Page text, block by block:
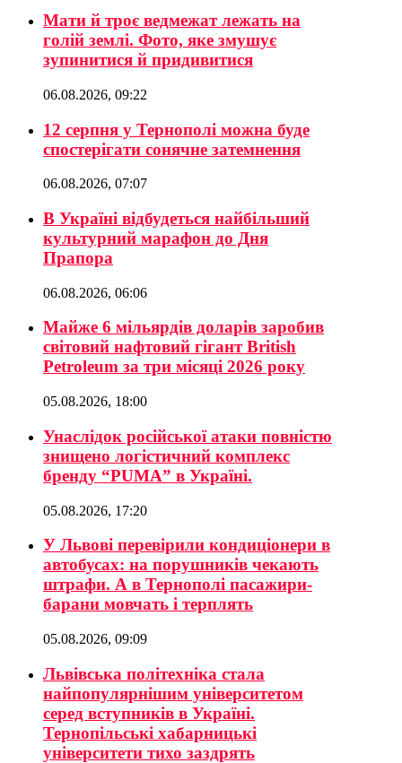
Мати й троє ведмежат лежать на
голій землі. Фото, яке змушує
зупинитися й придивитися
06.08.2026, 09:22
12 серпня у Тернополі можна буде
спостерігати сонячне затемнення
06.08.2026, 07:07
В Україні відбудеться найбільший
культурний марафон до Дня
Прапора
06.08.2026, 06:06
Майже 6 мільярдів доларів заробив
світовий нафтовий гігант British
Petroleum за три місяці 2026 року
05.08.2026, 18:00
Унаслідок російської атаки повністю
знищено логістичний комплекс
бренду “PUMA” в Україні.
05.08.2026, 17:20
У Львові перевірили кондиціонери в
автобусах: на порушників чекають
штрафи. А в Тернополі пасажири-
барани мовчать і терплять
05.08.2026, 09:09
Львівська політехніка стала
найпопулярнішим університетом
серед вступників в Україні.
Тернопільські хабарницькі
університети тихо заздрять